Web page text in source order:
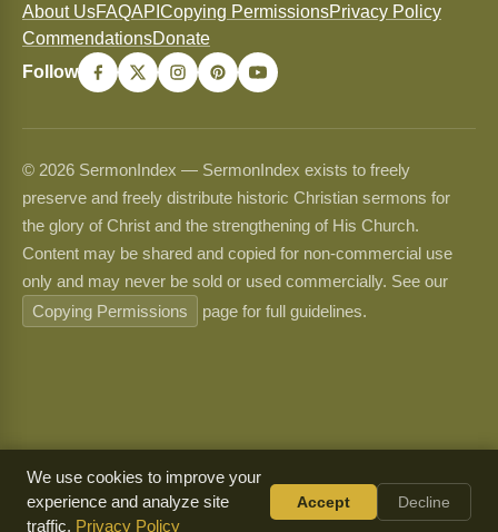
About UsFAQAPI Copying PermissionsPrivacy Policy
CommendationsDonate
Follow
© 2026 SermonIndex — SermonIndex exists to freely
preserve and freely distribute historic Christian sermons for
the glory of Christ and the strengthening of His Church.
Content may be shared and copied for non-commercial use
only and may never be sold or used commercially. See our
Copying Permissions
page for full guidelines.
We use cookies to improve your
experience and analyze site
traffic. Privacy Policy
Accept Decline